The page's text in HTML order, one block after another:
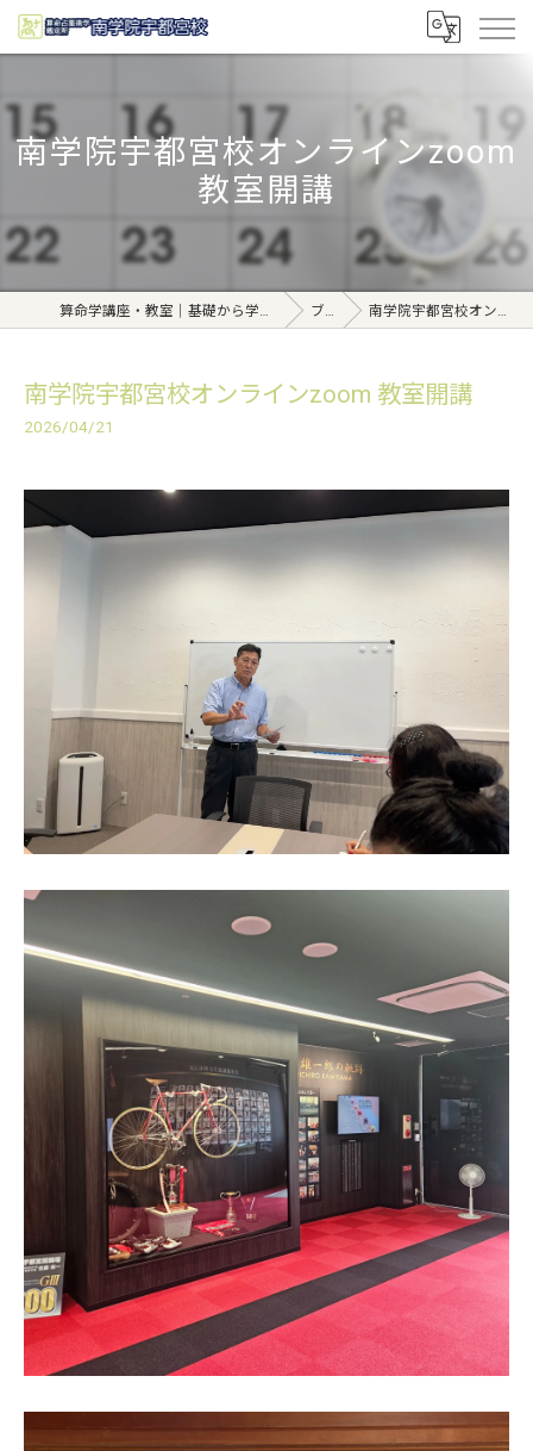
南学院宇都宮校オンラインzoom
教室開講
算命学講座・教室｜基礎から学べる東京日本橋【日本橋南学院】 ブログ 南学院宇都宮校オンラインzoom 教室開講
南学院宇都宮校オンラインzoom 教室開講
2026/04/21